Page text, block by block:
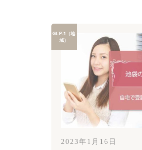
GLP-1（地
域）
2023年1月16日